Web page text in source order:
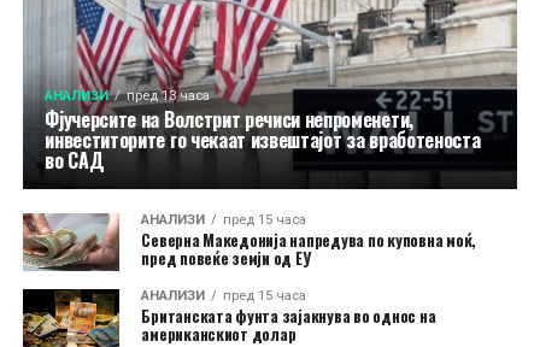
АНАЛИЗИ пред 13 часа
Фјучерсите на Волстрит речиси непроменети,
инвеститорите го чекаат извештајот за вработеноста
во САД
АНАЛИЗИ пред 15 часа
Северна Македонија напредува по куповна моќ,
пред повеќе земји од ЕУ
АНАЛИЗИ пред 15 часа
Британската фунта зајакнува во однос на
американскиот долар